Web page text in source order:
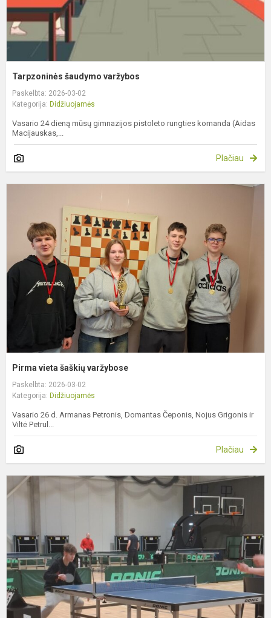
Tarpzoninės šaudymo varžybos
Paskelbta: 2026-03-02
Kategorija: Didžiuojamės
Vasario 24 dieną mūsų gimnazijos pistoleto rungties komanda (Aidas
Macijauskas,...
Plačiau
Pirma vieta šaškių varžybose
Paskelbta: 2026-03-02
Kategorija: Didžiuojamės
Vasario 26 d. Armanas Petronis, Domantas Čeponis, Nojus Grigonis ir
Viltė Petrul...
Plačiau